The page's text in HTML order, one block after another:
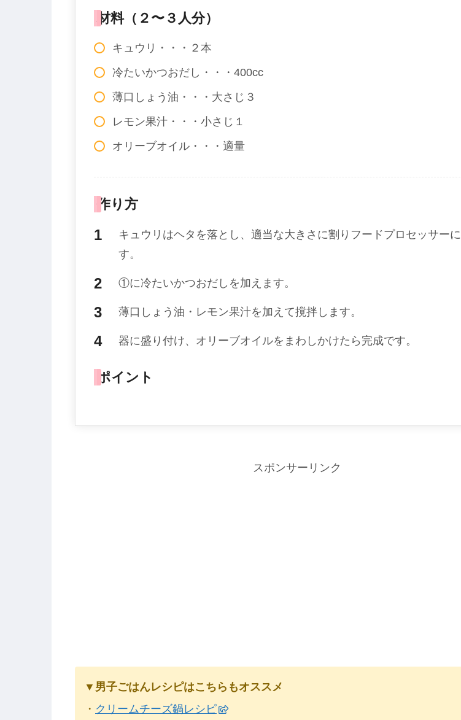
材料（２〜３人分）
キュウリ・・・２本
冷たいかつおだし・・・400cc
薄口しょう油・・・大さじ３
レモン果汁・・・小さじ１
オリーブオイル・・・適量
作り方
キュウリはヘタを落とし、適当な大きさに割りフードプロセッサー
す。
①に冷たいかつおだしを加えます。
薄口しょう油・レモン果汁を加えて撹拌します。
器に盛り付け、オリーブオイルをまわしかけたら完成です。
ポイント
スポンサーリンク
▼男子ごはんレシピはこちらもオススメ
・ クリームチーズ鍋レシピ